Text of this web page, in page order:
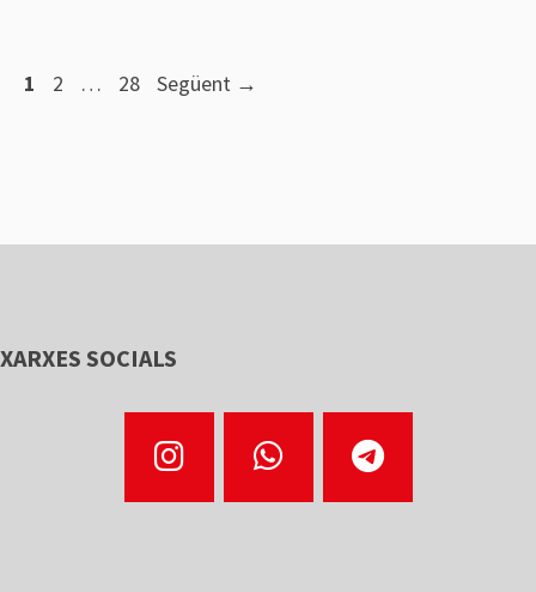
Pàgina
1 Pàgina
2 … Pàgina
28 Següent →
XARXES SOCIALS